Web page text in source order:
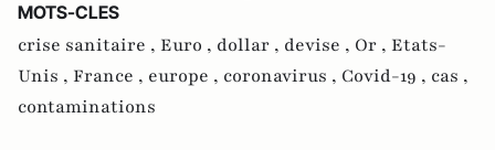
MOTS-CLES
crise sanitaire , Euro , dollar , devise , Or , Etats-
Unis , France , europe , coronavirus , Covid-19 , cas ,
contaminations